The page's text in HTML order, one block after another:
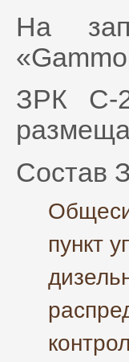
На
ЗРК С-
Состав
пункт